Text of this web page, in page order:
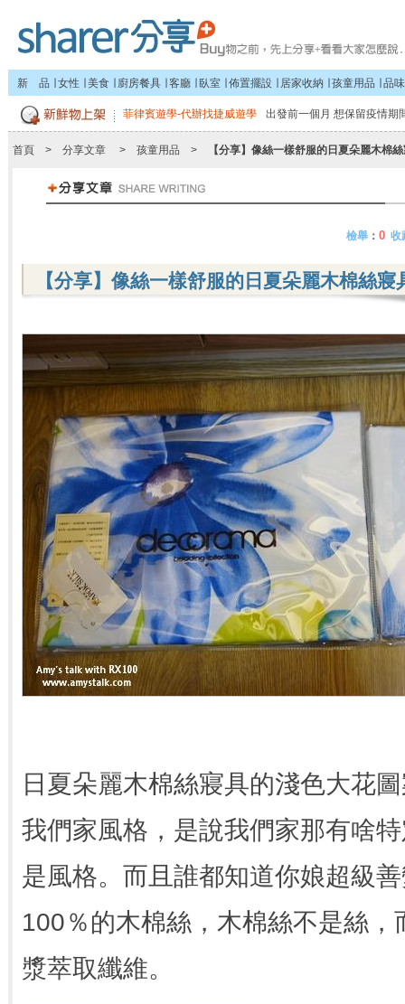
新 品 女性 美食 廚房餐具 客廳 臥室 佈置擺設 居家收納 孩童用品 品
菲律賓遊學-代辦找捷威遊學 出發前一個月 想保留疫情期
首頁 > 分享文章 > 孩童用品 > 【分享】像絲一樣舒服的日夏朵麗木棉絲
檢舉 ： 0 收
【分享】像絲一樣舒服的日夏朵麗木棉絲寢
日夏朵麗木棉絲寢具的淺色大花
我們家風格，是說我們家那有啥
是風格。而且誰都知道你娘超級
100％的木棉絲，木棉絲不是絲
漿萃取纖維。